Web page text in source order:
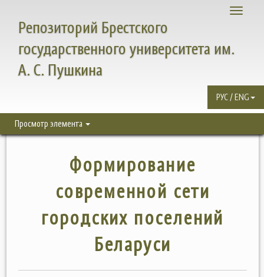
Toggle
Репозиторий Брестского
государственного университета им.
А. С. Пушкина
РУС / ENG
Просмотр элемента
Формирование
современной сети
городских поселений
Беларуси